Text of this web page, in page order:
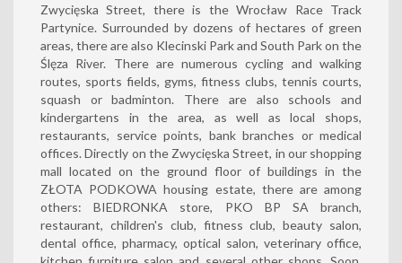
Zwycięska Street, there is the Wrocław Race Track
Partynice. Surrounded by dozens of hectares of green
areas, there are also Klecinski Park and South Park on the
Ślęza River. There are numerous cycling and walking
routes, sports fields, gyms, fitness clubs, tennis courts,
squash or badminton. There are also schools and
kindergartens in the area, as well as local shops,
restaurants, service points, bank branches or medical
offices. Directly on the Zwycięska Street, in our shopping
mall located on the ground floor of buildings in the
ZŁOTA PODKOWA housing estate, there are among
others: BIEDRONKA store, PKO BP SA branch,
restaurant, children's club, fitness club, beauty salon,
dental office, pharmacy, optical salon, veterinary office,